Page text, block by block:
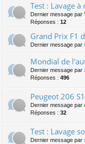
Test : Lavage
Dernier message par
Réponses : 12
Grand Prix F1
Dernier message par
Mondial de
Dernier message par
Réponses : 496
Peugeot 206
Dernier message par
Réponses : 32
Test : Lavage
Dernier message par